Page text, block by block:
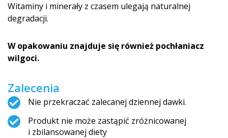
Witaminy i minerały z czasem ulegają naturalnej
degradacji.
W opakowaniu znajduje się również pochłaniacz
wilgoci.
Zalecenia
Nie przekraczać zalecanej dziennej dawki.
Produkt nie może zastąpić zróżnicowanej
i zbilansowanej di­ety